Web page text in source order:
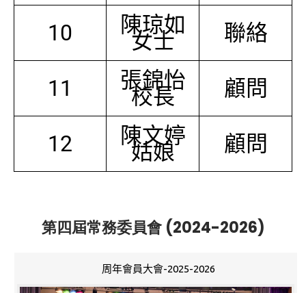
10 陳琼如
女士 聯絡
11 張錦怡
校長 顧問
12 陳文婷
姑娘 顧問
第四屆常務委員會 (2024-2026)
周年會員大會-2025-2026